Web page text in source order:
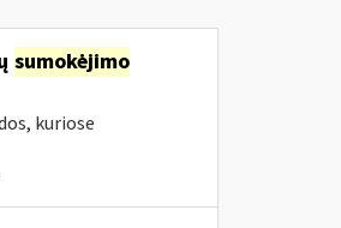
sumokėjimo
kuriose